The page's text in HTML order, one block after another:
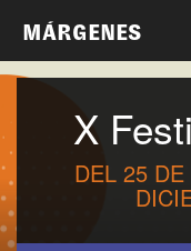
MÁRGENES
X
DEL 25